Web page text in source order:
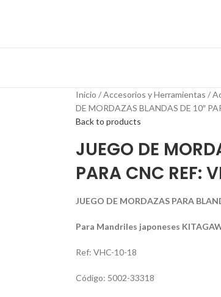
Inicio Accesorios y Herramientas
DE MORDAZAS BLANDAS DE 10″
Back to products
JUEGO DE
PARA CNC REF:
JUEGO DE MORDAZAS PARA
Para Mandriles japoneses
Ref: VHC-10-18
Código: 5002-33318